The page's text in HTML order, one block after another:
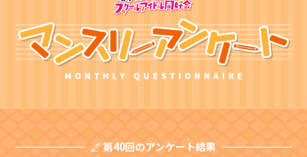
第40回のアンケート結果